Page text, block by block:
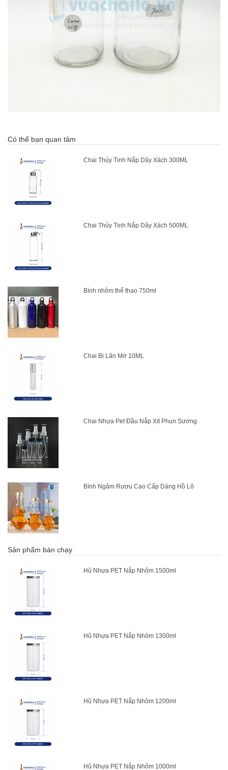
Có thể bạn quan tâm
Chai Thủy Tinh Nắp Dây Xách 300ML
Chai Thủy Tinh Nắp Dây Xách 500ML
Bình nhôm thể thao 750ml
Chai Bi Lăn Mờ 10ML
Chai Nhựa Pet Đầu Nắp Xịt Phun Sương
Bình Ngâm Rượu Cao Cấp Dáng Hồ Lô
Sản phẩm bán chạy
Hũ Nhựa PET Nắp Nhôm 1500ml
Hũ Nhựa PET Nắp Nhôm 1300ml
Hũ Nhựa PET Nắp Nhôm 1200ml
Hũ Nhựa PET Nắp Nhôm 1000ml